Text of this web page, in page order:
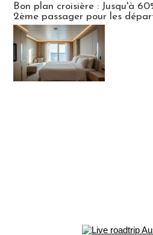
Bon plan croisière : Jusqu'à
2ème passager pour les